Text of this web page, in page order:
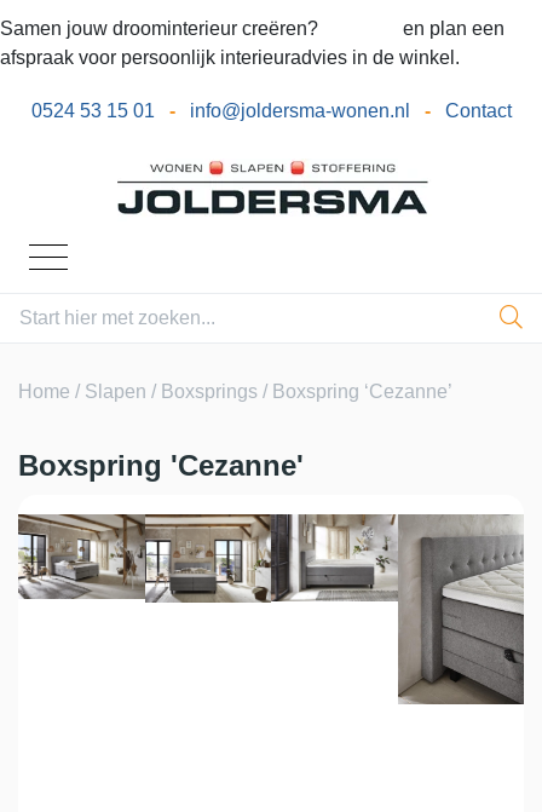
Samen jouw droominterieur creëren?
en plan een
afspraak voor persoonlijk interieuradvies in de winkel.
0524 53 15 01 - info@joldersma-wonen.nl - Contact
Home / Slapen / Boxsprings / Boxspring ‘Cezanne’
Boxspring 'Cezanne'